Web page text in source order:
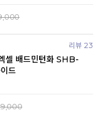
리뷰 23
셀 배드민턴화 SHB-
드